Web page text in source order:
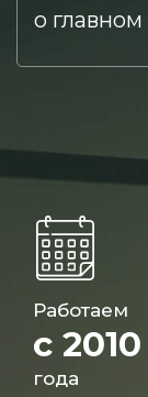
о главном
Работаем
с 2010
года